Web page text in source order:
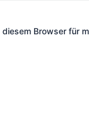
Browser für